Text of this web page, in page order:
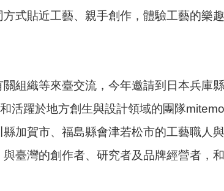
式貼近工藝、親手創作，體驗工藝的樂
組織等來臺交流，今年邀請到日本兵庫
活躍於地方創生與設計領域的團隊
加賀市、福島縣會津若松市的工藝職人
臺灣的創作者、研究者及品牌經營者，